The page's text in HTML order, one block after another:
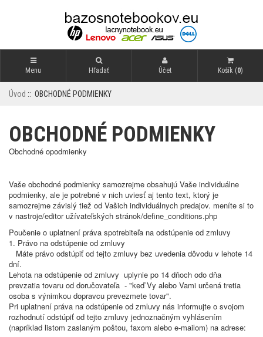
Menu Hľadať Účet Košík (0)
Úvod :: OBCHODNÉ PODMIENKY
OBCHODNÉ PODMIENKY
Obchodné opodmienky
Vaše obchodné podmienky samozrejme obsahujú Vaše individuálne
podmienky, ale je potrebné v nich uviesť aj tento text, ktorý je
samozrejme závislý tiež od Vašich individuálnych predajov. meníte si to
v nastroje/editor užívateľských stránok/define_conditions.php
Poučenie o uplatnení práva spotrebiteľa na odstúpenie od zmluvy
1. Právo na odstúpenie od zmluvy
Máte právo odstúpiť od tejto zmluvy bez uvedenia dôvodu v lehote 14
dní.
Lehota na odstúpenie od zmluvy uplynie po 14 dňoch odo dňa
prevzatia tovaru od doručovateľa - "keď Vy alebo Vami určená tretia
osoba s výnimkou dopravcu prevezmete tovar".
Pri uplatnení práva na odstúpenie od zmluvy nás informujte o svojom
rozhodnutí odstúpiť od tejto zmluvy jednoznačným vyhlásením
(napríklad listom zaslaným poštou, faxom alebo e-mailom) na adrese: